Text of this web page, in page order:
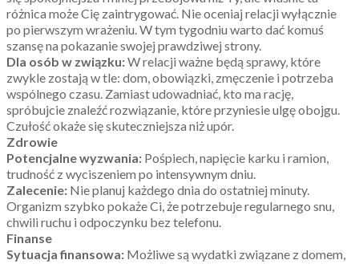
różnica może Cię zaintrygować. Nie oceniaj relacji wyłącznie
po pierwszym wrażeniu. W tym tygodniu warto dać komuś
szansę na pokazanie swojej prawdziwej strony.
Dla osób w związku:W relacji ważne będą sprawy, które
zwykle zostają w tle: dom, obowiązki, zmęczenie i potrzeba
wspólnego czasu. Zamiast udowadniać, kto ma rację,
spróbujcie znaleźć rozwiązanie, które przyniesie ulgę obojgu.
Czułość okaże się skuteczniejsza niż upór.
Zdrowie
Potencjalne wyzwania: Pośpiech, napięcie karku i ramion,
trudność z wyciszeniem po intensywnym dniu.
Zalecenie: Nie planuj każdego dnia do ostatniej minuty.
Organizm szybko pokaże Ci, że potrzebuje regularnego snu,
chwili ruchu i odpoczynku bez telefonu.
Finanse
Sytuacja finansowa: Możliwe są wydatki związane z domem,